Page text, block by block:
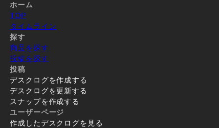
ホーム
TOP
タイムライン
探す
商品を探す
投稿を探す
投稿
デスクログを作成する
デスクログを更新する
スナップを作成する
ユーザーページ
作成したデスクログを見る